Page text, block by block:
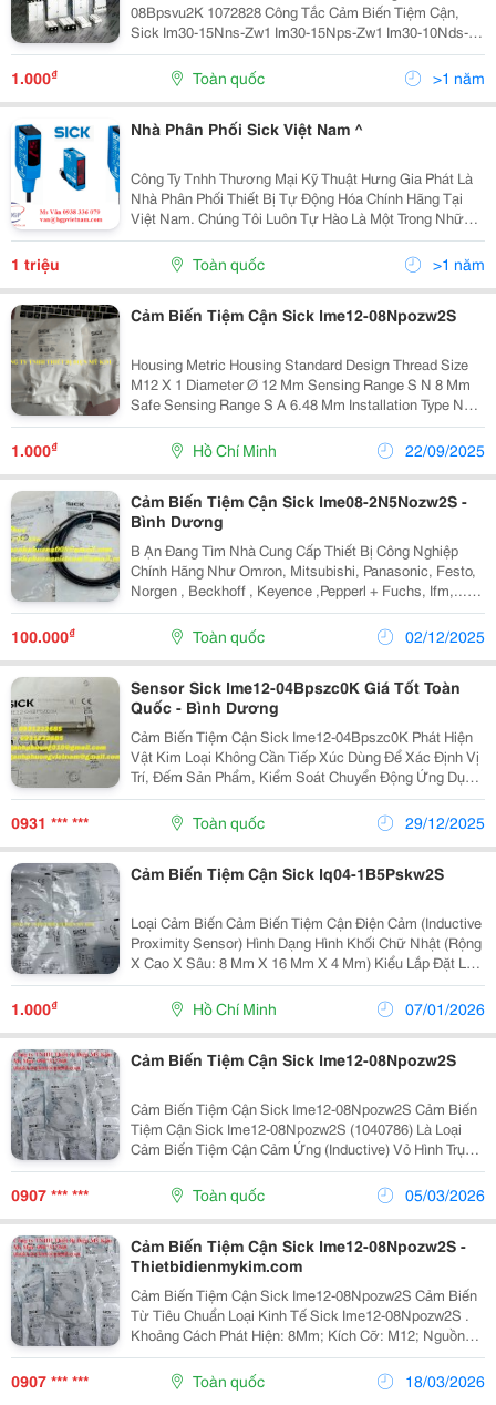
08Bpsvu2K 1072828 Công Tắc Cảm Biến Tiệm Cận,
Sick Im30-15Nns-Zw1 Im30-15Nps-Zw1 Im30-10Nds-
Zw1 Một Năm Sick Ime12-04Npszw2K 1040749 Dc Ba,
Sick Ime12-04Bnszcok Công Tắc Cảm Biến Tiệm Cận
Cảm Ứng...
1.000₫ Toàn quốc >1 năm
Nhà Phân Phối Sick Việt Nam ^
Công Ty Tnhh Thương Mại Kỹ Thuật Hưng Gia Phát Là
Nhà Phân Phối Thiết Bị Tự Động Hóa Chính Hãng Tại
Việt Nam. Chúng Tôi Luôn Tự Hào Là Một Trong Những
Nhà Cung Cấp Thiết Bị Cảm Biến Tiệm Cận Sick Hàng
Đầu Chuyên Dùng Cho Ngành Công Nghiệp Trong...
1 triệu Toàn quốc >1 năm
Cảm Biến Tiệm Cận Sick Ime12-08Npozw2S
Housing Metric Housing Standard Design Thread Size
M12 X 1 Diameter Ø 12 Mm Sensing Range S N 8 Mm
Safe Sensing Range S A 6.48 Mm Installation Type Non-
Flush Switching Frequency 2,000...
1.000₫ Hồ Chí Minh 22/09/2025
Cảm Biến Tiệm Cận Sick Ime08-2N5Nozw2S -
Bình Dương
B Ạn Đang Tìm Nhà Cung Cấp Thiết Bị Công Nghiệp
Chính Hãng Như Omron, Mitsubishi, Panasonic, Festo,
Norgen , Beckhoff , Keyence ,Pepperl + Fuchs, Ifm,...Và
Các Sản Phẩm Theo Máy? Chúng Tôi Có Tất Cả Những
Gì Bạn Cần - Nguồn Hàng Chính Hãng, Mức...
100.000₫ Toàn quốc 02/12/2025
Sensor Sick Ime12-04Bpszc0K Giá Tốt Toàn
Quốc - Bình Dương
Cảm Biến Tiệm Cận Sick Ime12-04Bpszc0K Phát Hiện
Vật Kim Loại Không Cần Tiếp Xúc Dùng Để Xác Định Vị
Trí, Đếm Sản Phẩm, Kiểm Soát Chuyển Động Ứng Dụng
Trong Tự Động Hóa, Băng Chuyền, Máy Móc Công
Nghiệp Ngõ Ra Pnp Các Mã Hàng Tương Tự: ...
0931 *** *** Toàn quốc 29/12/2025
Cảm Biến Tiệm Cận Sick Iq04-1B5Pskw2S
Loại Cảm Biến Cảm Biến Tiệm Cận Điện Cảm (Inductive
Proximity Sensor) Hình Dạng Hình Khối Chữ Nhật (Rộng
X Cao X Sâu: 8 Mm X 16 Mm X 4 Mm) Kiểu Lắp Đặt Lắp
Đặt Phẳng (Flush Installation) Khoảng Cách Phát Hiện
(Sn) 1.5 Mm ...
1.000₫ Hồ Chí Minh 07/01/2026
Cảm Biến Tiệm Cận Sick Ime12-08Npozw2S
Cảm Biến Tiệm Cận Sick Ime12-08Npozw2S Cảm Biến
Tiệm Cận Sick Ime12-08Npozw2S (1040786) Là Loại
Cảm Biến Tiệm Cận Cảm Ứng (Inductive) Vỏ Hình Trụ
M12, Không Lắp Âm (Non-Flush), Khoảng Cách Phát
Hiện 8Mm, Ngõ Ra Pnp Nc, Kết Nối Cáp Dài 2M . Sản
Phẩm...
0907 *** *** Toàn quốc 05/03/2026
Cảm Biến Tiệm Cận Sick Ime12-08Npozw2S -
Thietbidienmykim.com
Cảm Biến Tiệm Cận Sick Ime12-08Npozw2S Cảm Biến
Từ Tiêu Chuẩn Loại Kinh Tế Sick Ime12-08Npozw2S .
Khoảng Cách Phát Hiện: 8Mm; Kích Cỡ: M12; Nguồn
Cấp: 10...30Vdc; Loại Chống Nhiễu: Không Có Phần ...
0907 *** *** Toàn quốc 18/03/2026